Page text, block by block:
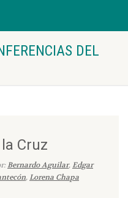
DEL
Cruz
Bernardo Aguilar,Edgar
,Lorena Chapa